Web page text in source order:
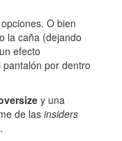
O bien
la caña (dejando
efecto
por dentro
y una
de lasinsiders